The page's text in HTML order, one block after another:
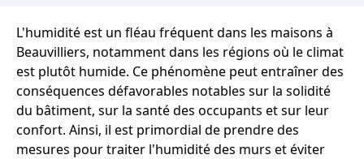
L'humidité est un fléau fréquent dans les maisons à
Beauvilliers, notamment dans les régions où le climat
est plutôt humide. Ce phénomène peut entraîner des
conséquences défavorables notables sur la solidité
du bâtiment, sur la santé des occupants et sur leur
confort. Ainsi, il est primordial de prendre des
mesures pour traiter l'humidité des murs et éviter